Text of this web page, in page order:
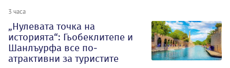
3 часа
„Нулевата точка на
историята“: Гьобеклитепе и
Шанлъурфа все по-
атрактивни за туристите